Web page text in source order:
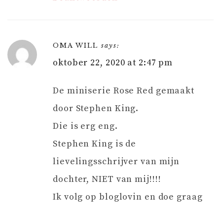
OMA WILL says:
oktober 22, 2020 at 2:47 pm
De miniserie Rose Red gemaakt
door Stephen King.
Die is erg eng.
Stephen King is de
lievelingsschrijver van mijn
dochter, NIET van mij!!!!
Ik volg op bloglovin en doe graag